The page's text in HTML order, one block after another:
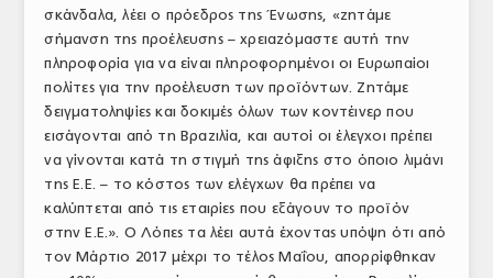
σκάνδαλα, λέει ο πρόεδρος της Ένωσης, «ζητάμε
σήμανση της προέλευσης – χρειαζόμαστε αυτή την
πληροφορία για να είναι πληροφορημένοι οι Ευρωπαίοι
πολίτες για την προέλευση των προϊόντων. Ζητάμε
δειγματοληψίες και δοκιμές όλων των κοντέινερ που
εισάγονται από τη Βραζιλία, και αυτοί οι έλεγχοι πρέπει
να γίνονται κατά τη στιγμή της άφιξης στο όποιο λιμάνι
της Ε.Ε. – το κόστος των ελέγχων θα πρέπει να
καλύπτεται από τις εταιρίες που εξάγουν το προϊόν
στην Ε.Ε.». Ο Λόπες τα λέει αυτά έχοντας υπόψη ότι από
τον Μάρτιο 2017 μέχρι το τέλος Μαΐου, απορρίφθηκαν